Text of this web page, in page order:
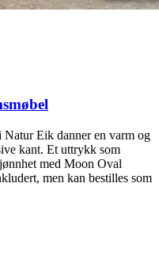
Natur Eik danner en varm og
kant. Et uttrykk som
med Moon Oval
men kan bestilles som